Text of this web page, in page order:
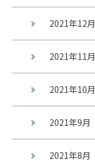
2021年12月
2021年11月
2021年10月
2021年9月
2021年8月